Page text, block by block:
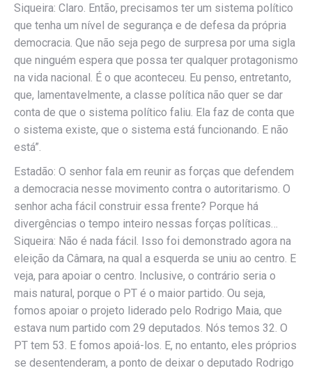
Siqueira: Claro. Então, precisamos ter um sistema político
que tenha um nível de segurança e de defesa da própria
democracia. Que não seja pego de surpresa por uma sigla
que ninguém espera que possa ter qualquer protagonismo
na vida nacional. É o que aconteceu. Eu penso, entretanto,
que, lamentavelmente, a classe política não quer se dar
conta de que o sistema político faliu. Ela faz de conta que
o sistema existe, que o sistema está funcionando. E não
está”.
Estadão: O senhor fala em reunir as forças que defendem
a democracia nesse movimento contra o autoritarismo. O
senhor acha fácil construir essa frente? Porque há
divergências o tempo inteiro nessas forças políticas…
Siqueira: Não é nada fácil. Isso foi demonstrado agora na
eleição da Câmara, na qual a esquerda se uniu ao centro. E
veja, para apoiar o centro. Inclusive, o contrário seria o
mais natural, porque o PT é o maior partido. Ou seja,
fomos apoiar o projeto liderado pelo Rodrigo Maia, que
estava num partido com 29 deputados. Nós temos 32. O
PT tem 53. E fomos apoiá-los. E, no entanto, eles próprios
se desentenderam, a ponto de deixar o deputado Rodrigo